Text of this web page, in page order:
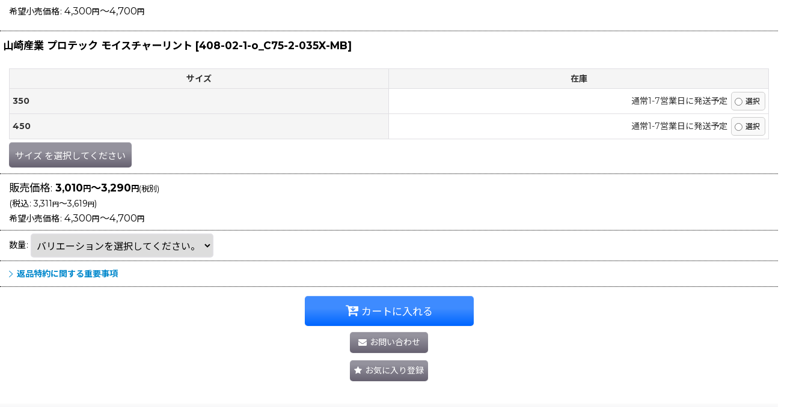
希望小売価格: 4,300 円 ～4,700 円
山崎産業 プロテック モイスチャーリント [408-02-1-o_C75-2-035X-MB]
サイズ 在庫
350 通常1-7営業日に発送予定
450 通常1-7営業日に発送予定
サイズ を選択してください
販売価格: 3,010円～3,290円(税別)
(税込: 3,311円～3,619円)
希望小売価格: 4,300 円 ～4,700 円
数量:
返品特約に関する重要事項
カートに入れる
お問い合わせ
お気に入り登録